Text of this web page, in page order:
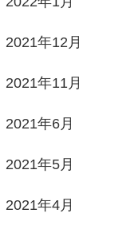
2021年12月
2021年11月
2021年6月
2021年5月
2021年4月